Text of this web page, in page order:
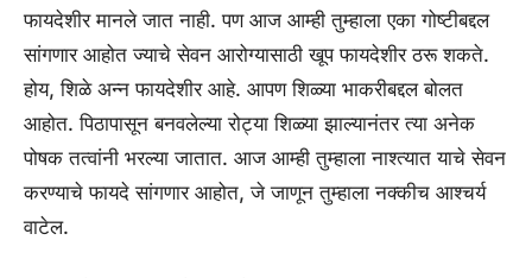
फायदेशीर मानले जात नाही. पण आज आम्ही तुम्हाला एका गोष्टीबद्दल
सांगणार आहोत ज्याचे सेवन आरोग्यासाठी खूप फायदेशीर ठरू शकते.
होय, शिळे अन्न फायदेशीर आहे. आपण शिळ्या भाकरीबद्दल बोलत
आहोत. पिठापासून बनवलेल्या रोट्या शिळ्या झाल्यानंतर त्या अनेक
पोषक तत्वांनी भरल्या जातात. आज आम्ही तुम्हाला नाश्त्यात याचे सेवन
करण्याचे फायदे सांगणार आहोत, जे जाणून तुम्हाला नक्कीच आश्चर्य
वाटेल.